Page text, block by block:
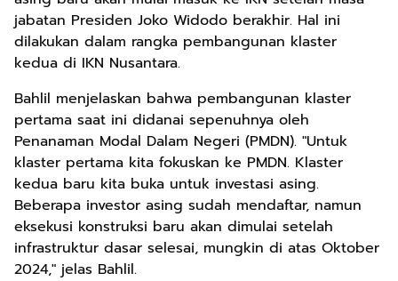
jabatan Presiden Joko Widodo berakhir. Hal ini
dilakukan dalam rangka pembangunan klaster
kedua di IKN Nusantara.
Bahlil menjelaskan bahwa pembangunan klaster
pertama saat ini didanai sepenuhnya oleh
Penanaman Modal Dalam Negeri (PMDN). "Untuk
klaster pertama kita fokuskan ke PMDN. Klaster
kedua baru kita buka untuk investasi asing.
Beberapa investor asing sudah mendaftar, namun
eksekusi konstruksi baru akan dimulai setelah
infrastruktur dasar selesai, mungkin di atas Oktober
2024," jelas Bahlil.